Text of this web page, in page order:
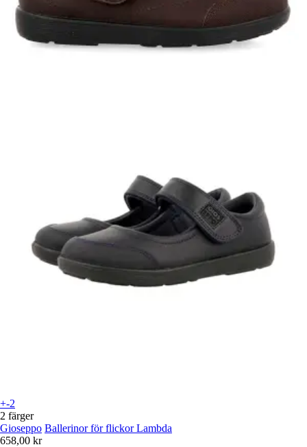
+-2
2 färger
Gioseppo Ballerinor för flickor Lambda
658,00 kr